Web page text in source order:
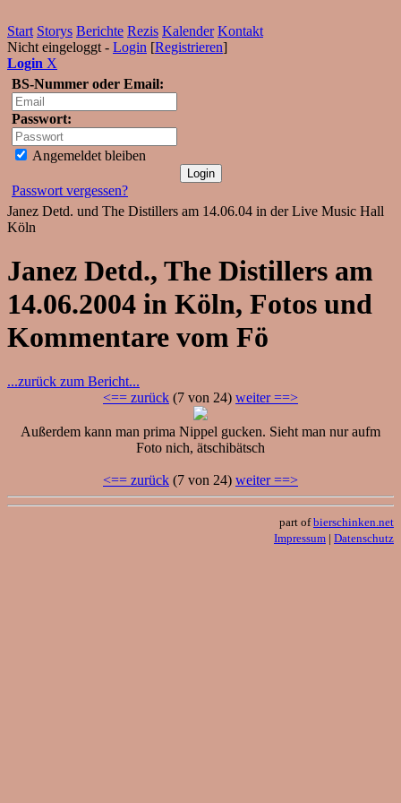
Start Storys Berichte Rezis Kalender Kontakt
Nicht eingeloggt - Login [Registrieren]
Login X
BS-Nummer oder Email:
Passwort:
Angemeldet bleiben
Passwort vergessen?
Janez Detd. und The Distillers am 14.06.04 in der Live Music Hall
Köln
Janez Detd., The Distillers am
14.06.2004 in Köln, Fotos und
Kommentare vom Fö
...zurück zum Bericht...
<== zurück (7 von 24) weiter ==>
Außerdem kann man prima Nippel gucken. Sieht man nur aufm
Foto nich, ätschibätsch
<== zurück (7 von 24) weiter ==>
part ofbierschinken.net
Impressum | Datenschutz